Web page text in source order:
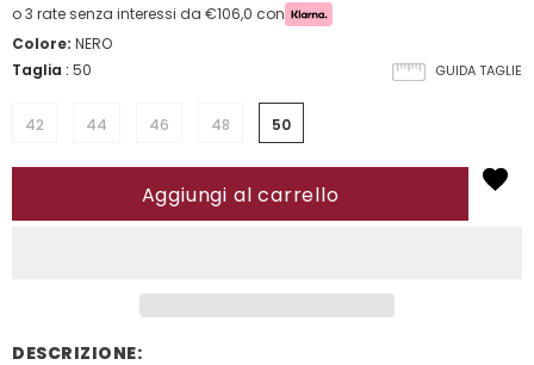
o 3 rate senza interessi da €106,0 con
Colore: NERO
GUIDA TAGLIE
Taglia : 50
42 44 46 48 50
DESCRIZIONE: